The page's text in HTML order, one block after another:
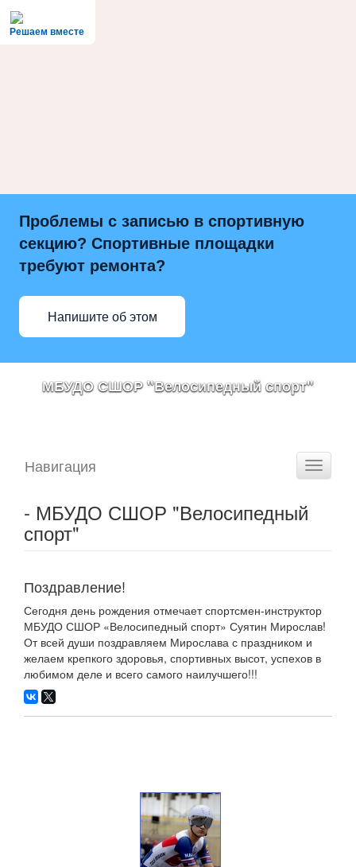
Решаем вместе
Проблемы с записью в спортивную
секцию? Спортивные площадки
требуют ремонта?
Напишите об этом
МБУДО СШОР "Велосипедный спорт"
Toggle
Навигация
- МБУДО СШОР "Велосипедный
спорт"
Поздравление!
Сегодня день рождения отмечает спортсмен-инструктор
МБУДО СШОР «Велосипедный спорт» Суятин Мирослав!
От всей души поздравляем Мирослава с праздником и
желаем крепкого здоровья, спортивных высот, успехов в
любимом деле и всего самого наилучшего!!!